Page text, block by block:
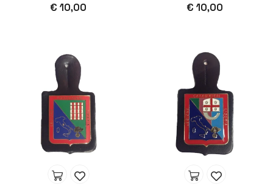
€ 10,00 € 10,00